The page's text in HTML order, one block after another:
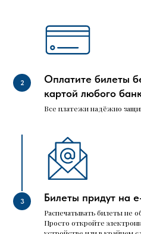
Оплатите билеты
картой любого
Все платежи надёжно
Билеты придут на
Распечатывать билеты не
Просто откройте